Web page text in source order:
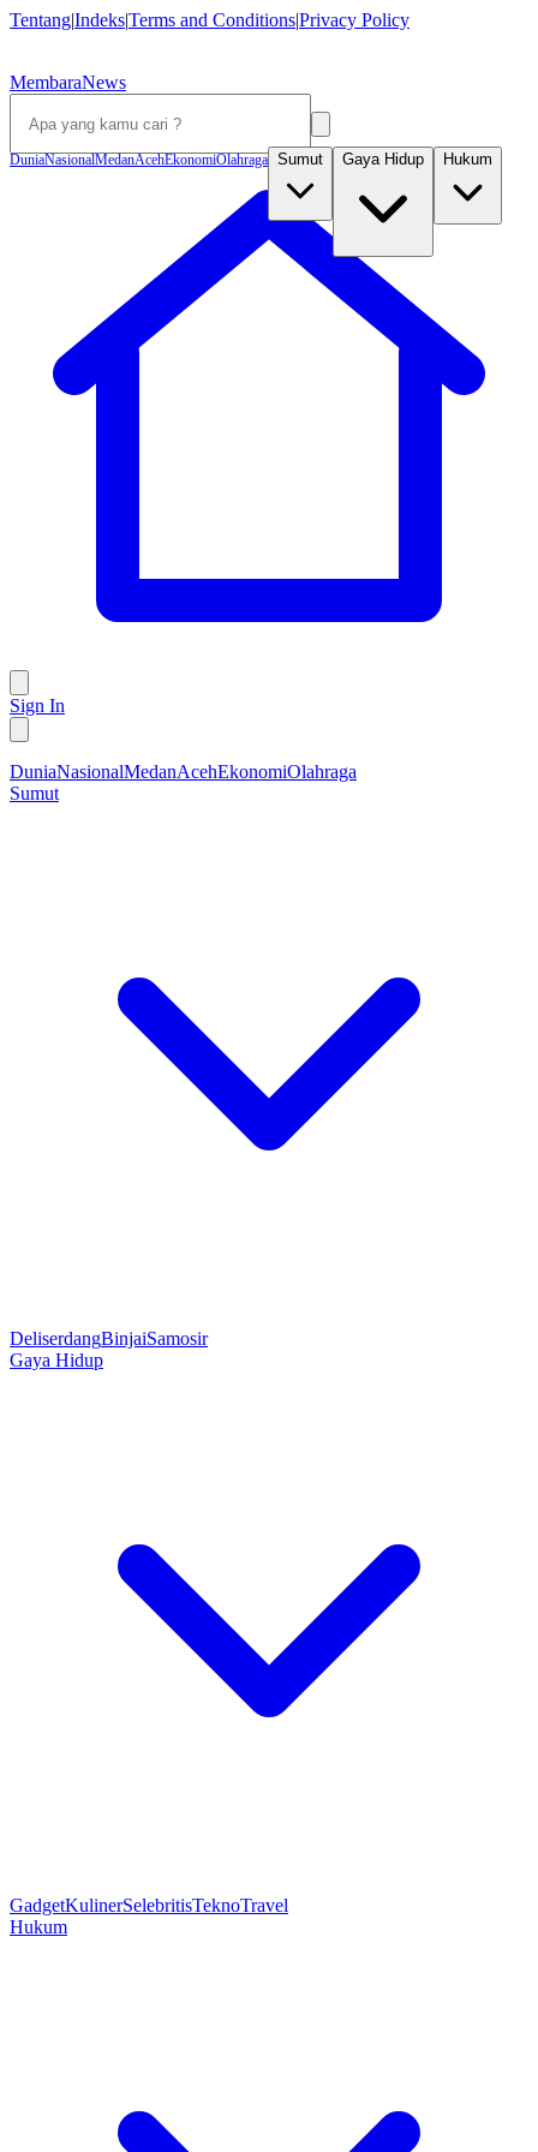
Tentang|Indeks|Terms and Conditions|Privacy Policy
MembaraNews
DuniaNasionalMedanAcehEkonomiOlahraga Sumut Gaya Hidup Hukum
Sign In
DuniaNasionalMedanAcehEkonomiOlahraga
Sumut
DeliserdangBinjaiSamosir
Gaya Hidup
GadgetKulinerSelebritisTeknoTravel
Hukum